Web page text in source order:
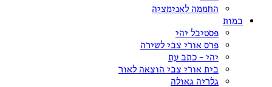
החממה לאנימציה
במות
פסטיבל יהי
פרס אורי צבי לשירה
יהי – כתב עת
בית אורי צבי הוצאה לאור
גלריה גאולה